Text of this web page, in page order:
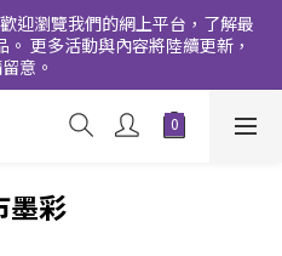
迎瀏覽我們的網上平台，了解最
更多活動與內容將陸續更新，
意。
墨彩